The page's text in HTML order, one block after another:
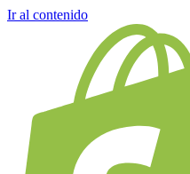
Ir al contenido